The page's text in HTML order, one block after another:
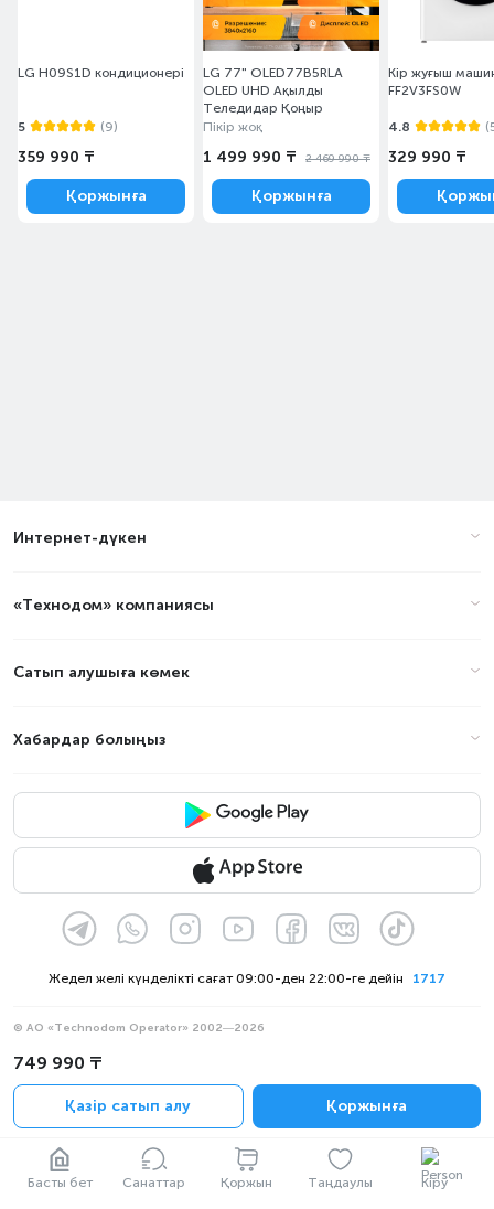
Басты бет Санаттар Қоржын Таңдаулы Кіру
LG H09S1D кондиционері
5 (9)
359 990 ₸
Қоржынға
LG 77" OLED77B5RLA
OLED UHD Ақылды
Теледидар Қоңыр
Пікір жоқ
1 499 990 ₸ 2 469 990 ₸
Қоржынға
Кір жуғыш
FF2V3FS0W
4.8
329 990 ₸
749 990 ₸
Қазір сатып алу Қоржынға
Интернет-дүкен
«Технодом» компаниясы
Сатып алушыға көмек
Хабардар болыңыз
1717
Жедел желі күнделікті сағат 09:00-ден 22:00-ге дейін
© АО «Technodom Operator» 2002—2026
Құпиялылық саясаты